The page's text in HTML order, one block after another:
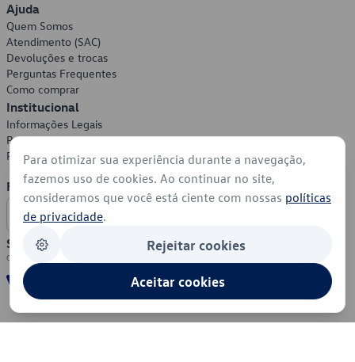
Ajuda
Quem Somos
Atendimento (SAC)
Devoluções e trocas
Perguntas Frequentes
Como comprar
Institucional
Informações Legais
Política de Privacidade
Política de Cookies
Formas de Pagamento
Segurança
Para otimizar sua experiência durante a navegação,
fazemos uso de cookies. Ao continuar no site,
consideramos que você está ciente com nossas políticas
de privacidade.
Rejeitar cookies
Aceitar cookies